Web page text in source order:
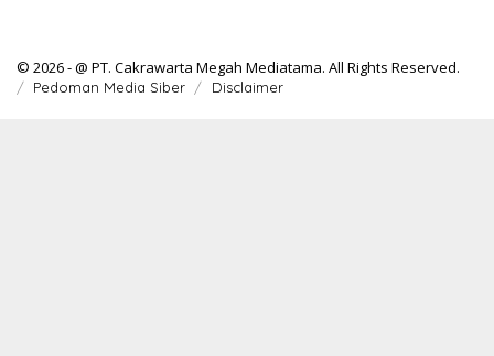
© 2026 - @ PT. Cakrawarta Megah Mediatama. All Rights Reserved.
Pedoman Media Siber Disclaimer